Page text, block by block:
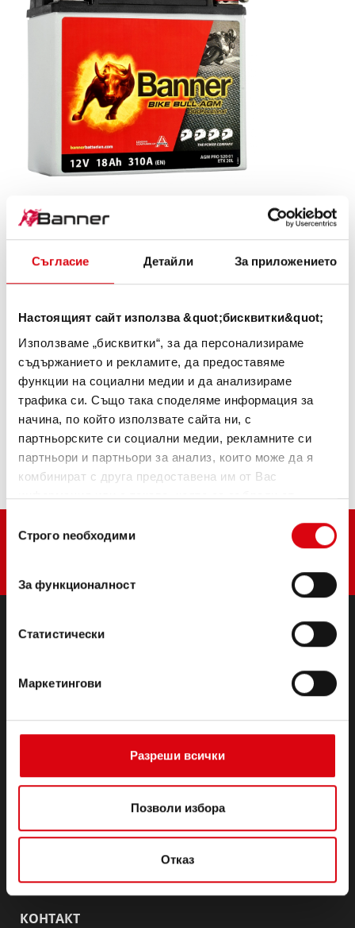
Съгласие Детайли За приложението
Настоящият сайт използва &quot;бисквитки&quot;
Използваме „бисквитки“, за да персонализираме
съдържанието и рекламите, да предоставяме
функции на социални медии и да анализираме
трафика си. Също така споделяме информация за
начина, по който използвате сайта ни, с
партньорските си социални медии, рекламните си
партньори и партньори за анализ, които може да я
комбинират с друга предоставена им от Вас
информация или с такава, която са събрали от
наСтрого nеобходими
За функционалност
Статистически
Маркетингови
Разреши всички
Позволи избора
Отказ
Bike Bull AGM PROfessional
AGM PRO 520 01 / BETX20L - ETX20L
Banner. Качество на оригинал за дооборудване (OE).
ИНФОРМАЦИЯ ЗА ИЗДЕЛИЯТА >
Купете този акумулатор:
ТЪРГОВЦИ И СЕРВИЗИ ЗА МОНТАЖ >
Аксесоари за леки автомобили и търговски
(Полу-) тягови & готовност
BATTERY KNOWLEDGE
ПАРТНЬОРСКИ ПОРТАЛ
Стани партньор
КОНТАКТ